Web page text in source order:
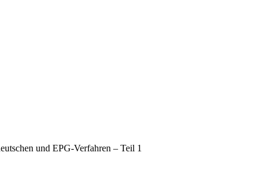
und EPG-Verfahren – Teil 1